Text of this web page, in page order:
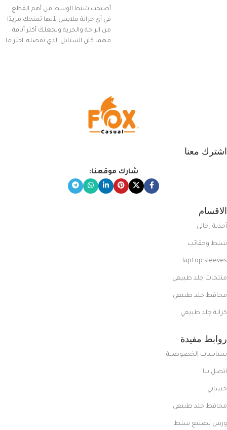
أصبحت شنط الوسط من أهم القطع
في أي خزانة ملابس لأنها تمنحك مزيدًا
من الراحة والحرية وتجعلك أكثر أناقة
مهما كان الستايل الذي تفضله. اختر ما
اشترك معنا
شارك موقعنا:
الاقسام
أحذية رجالي
شنط وحقائب
laptop sleeves
منتجات جلد طبيعي
محافظ جلد طبيعي
كراتة جلد طبيعي
روابط مفيدة
سياسات الخصوصية
اتصل بنا
حسابي
محافظ جلد طبيعي
ورش تصنيع شنط